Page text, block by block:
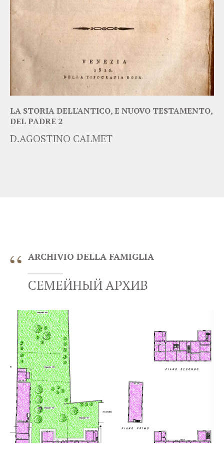
LA STORIA DELL'ANTICO, E NUOVO TESTAMENTO,
DEL PADRE 2
D.AGOSTINO CALMET
“ ARCHIVIO DELLA FAMIGLIA
СЕМЕЙНЫЙ АРХИВ